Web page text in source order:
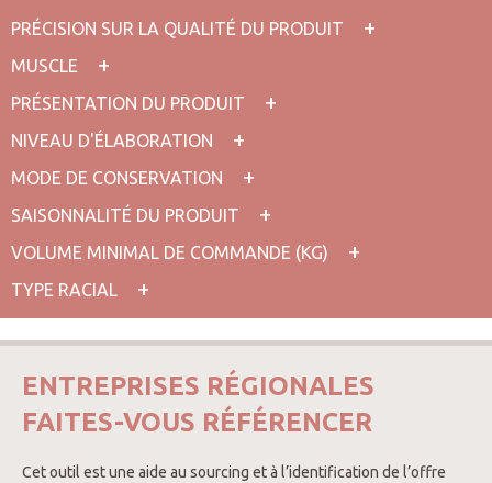
PRÉCISION SUR LA QUALITÉ DU PRODUIT
MUSCLE
PRÉSENTATION DU PRODUIT
NIVEAU D'ÉLABORATION
MODE DE CONSERVATION
SAISONNALITÉ DU PRODUIT
VOLUME MINIMAL DE COMMANDE (KG)
TYPE RACIAL
ENTREPRISES RÉGIONALES
FAITES-VOUS RÉFÉRENCER
Cet outil est une aide au sourcing et à l’identification de l’offre